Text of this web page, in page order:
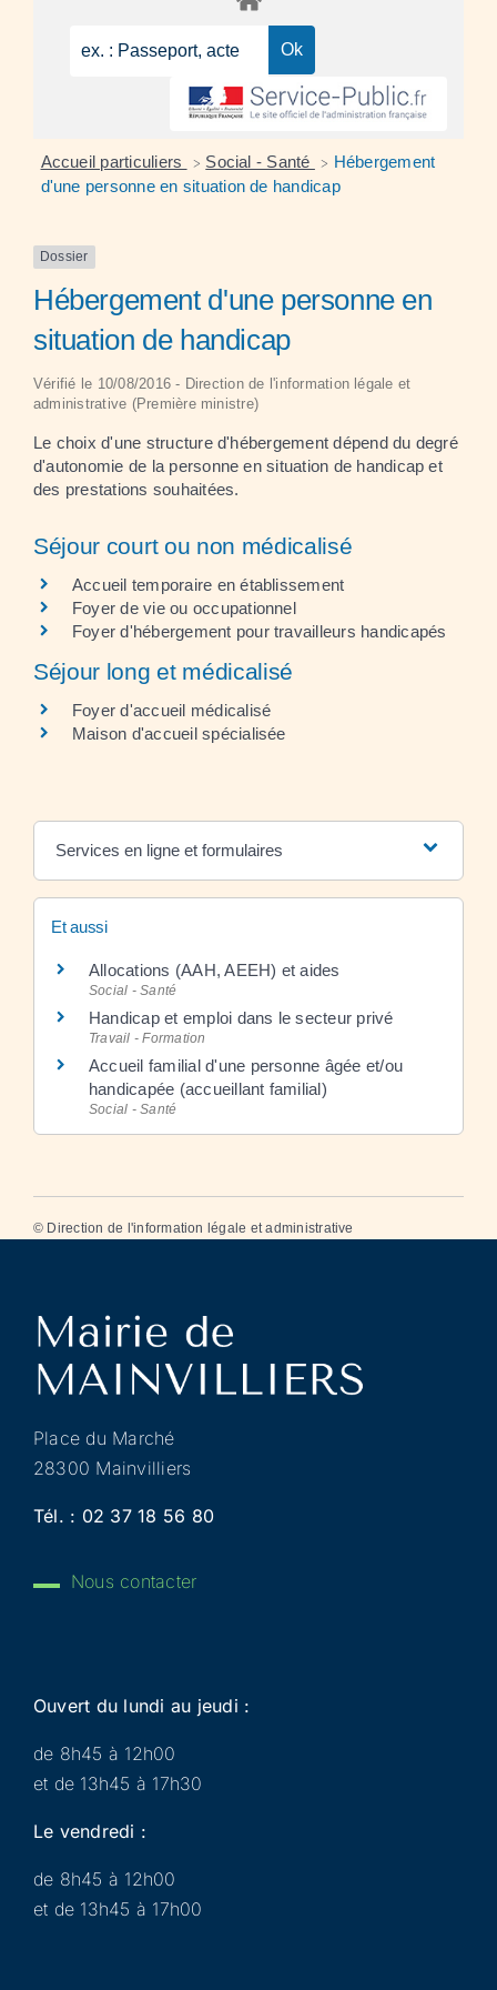
Accueil particuliers > Social - Santé > Hébergement
d'une personne en situation de handicap
Dossier
Hébergement d'une personne en
situation de handicap
Vérifié le 10/08/2016 - Direction de l'information légale et
administrative (Première ministre)
Le choix d'une structure d'hébergement dépend du degré
d'autonomie de la personne en situation de handicap et
des prestations souhaitées.
Séjour court ou non médicalisé
Accueil temporaire en établissement
Foyer de vie ou occupationnel
Foyer d'hébergement pour travailleurs handicapés
Séjour long et médicalisé
Foyer d'accueil médicalisé
Maison d'accueil spécialisée
Services en ligne et formulaires
Et aussi
Allocations (AAH, AEEH) et aides
Social - Santé
Handicap et emploi dans le secteur privé
Travail - Formation
Accueil familial d'une personne âgée et/ou
handicapée (accueillant familial)
Social - Santé
© Direction de l'information légale et administrative
Place du Marché
28300 Mainvilliers
Tél. : 02 37 18 56 80
Nous contacter
Ouvert du lundi au jeudi :
de 8h45 à 12h00
et de 13h45 à 17h30
Le vendredi :
de 8h45 à 12h00
et de 13h45 à 17h00